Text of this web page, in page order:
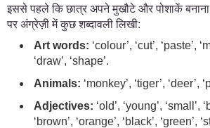
इससे पहले कि छात्र अपने मुखौटे और पोशाकें
पर अंग्रेज़ी में कुछ शब्दावली लिखी:
Art words: ‘colour’, ‘cut’, ‘paste’,
‘draw’, ‘shape’.
Animals: ‘monkey’, ‘tiger’, ‘deer’,
Adjectives: ‘old’, ‘young’, ‘small’,
‘brown’, ‘orange’, ‘black’, ‘green’,